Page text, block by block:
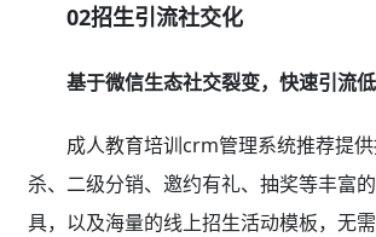
02招生引流社交化
基于微信生态社交裂变，快速引流
成人教育培训crm管理系统推荐提
杀、二级分销、邀约有礼、抽奖等丰富
具，以及海量的线上招生活动模板，无